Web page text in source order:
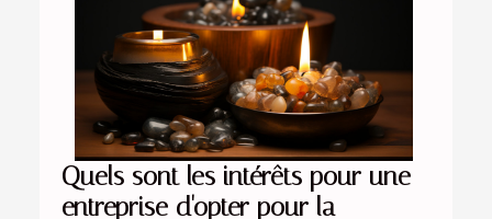
Quels sont les intérêts pour une
entreprise d'opter pour la